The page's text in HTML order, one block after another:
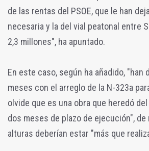
de las rentas del PSOE, que le han
necesaria y la del vial peatonal entre
2,3 millones", ha apuntado.
En este caso, según ha añadido, "han
meses con el arreglo de la N-323a
olvide que es una obra que heredó
dos meses de plazo de ejecución", de
alturas deberían estar "más que